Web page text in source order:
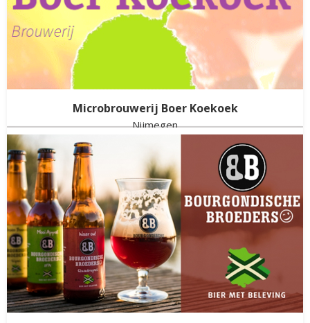
Microbrouwerij Boer Koekoek
Nijmegen
Gestopt in201